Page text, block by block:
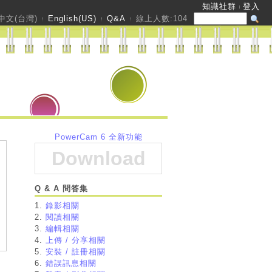
知識社群
登入
文(台灣)
English(US) Q&A 線上人數: 104
PowerCam 6 全新功能
Download
Q & A 問答集
1. 錄影相關
2. 閱讀相關
3. 編輯相關
4. 上傳 / 分享相關
5. 安裝 / 註冊相關
6. 錯誤訊息相關